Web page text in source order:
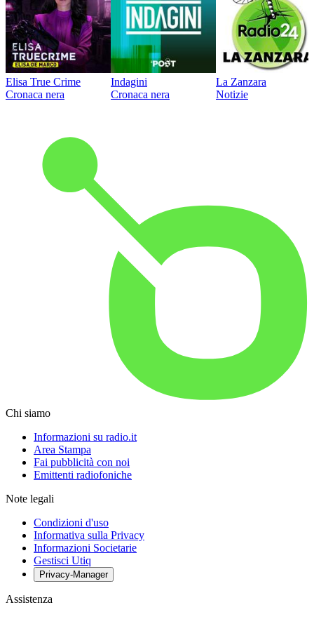
Elisa True Crime
Cronaca nera
Indagini
Cronaca nera
La Zanzara
Notizie
Chi siamo
Informazioni su radio.it
Area Stampa
Fai pubblicità con noi
Emittenti radiofoniche
Note legali
Condizioni d'uso
Informativa sulla Privacy
Informazioni Societarie
Gestisci Utiq
Privacy-Manager
Assistenza